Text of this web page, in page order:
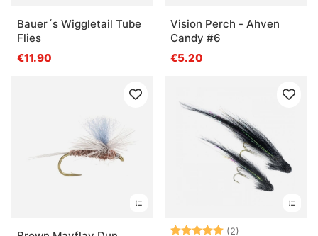
Bauer´s Wiggletail Tube
Flies
€11.90
Vision Perch - Ahven
Candy #6
€5.20
Bewertung:(2)